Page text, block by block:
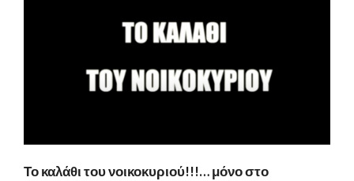
Το καλάθι του νοικοκυριού!!!… μόνο στο